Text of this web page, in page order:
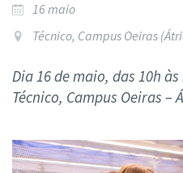
16 maio
Técnico, Campus Oeiras
Dia 16 de maio, das 10h
Técnico, Campus Oeiras –